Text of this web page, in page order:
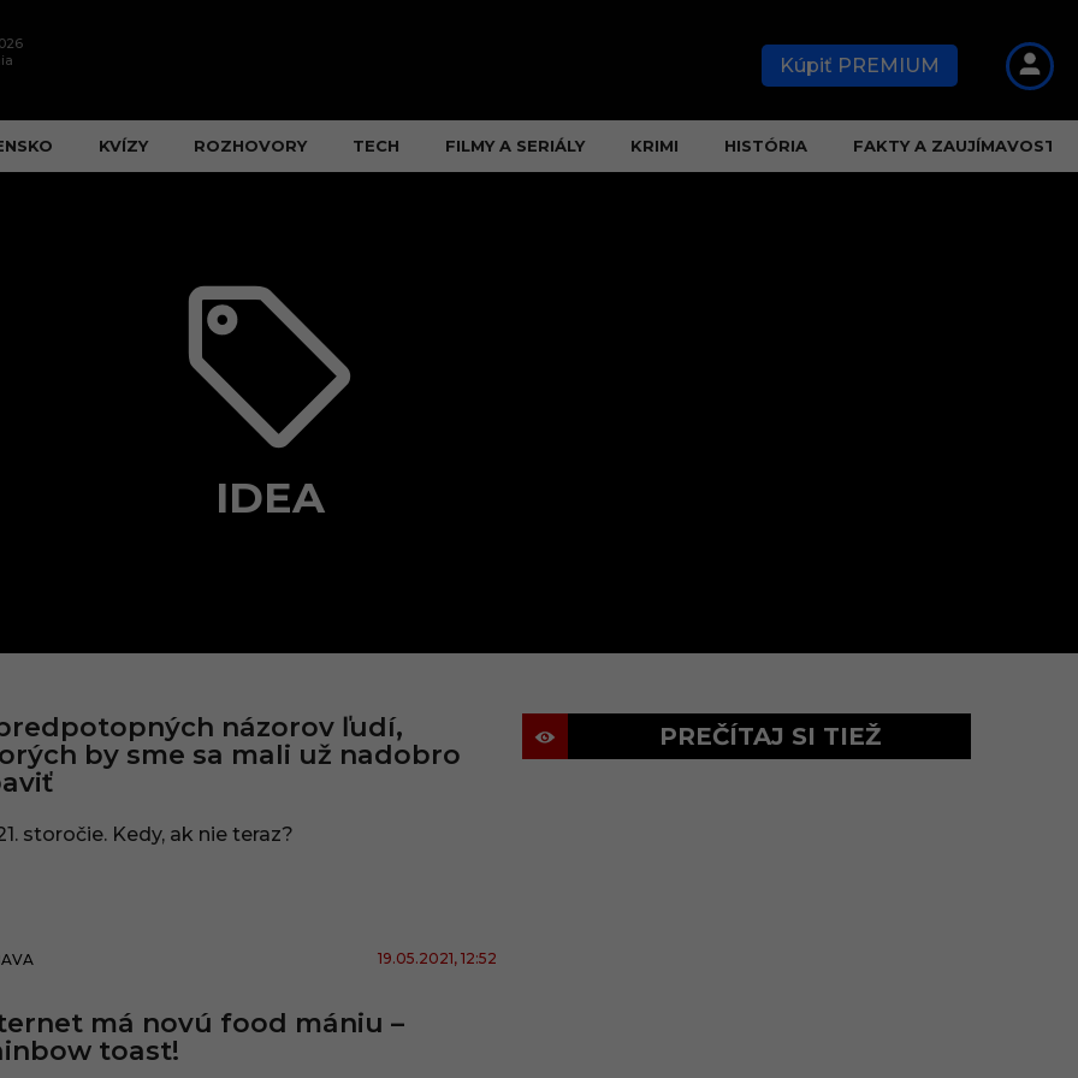
Kúpiť PREMIUM
KVÍZY ROZHOVORY TECH FILMY A SERIÁLY KRIMI HISTÓRIA FAKTY A ZAUJÍMAVOSTI
IDEA
názorov ľudí,
by sme sa mali už nadobro
storočie. Kedy, ak nie teraz?
19.05.2021, 12:52
má novú food mániu –
toast!
PREČÍTAJ SI TIEŽ